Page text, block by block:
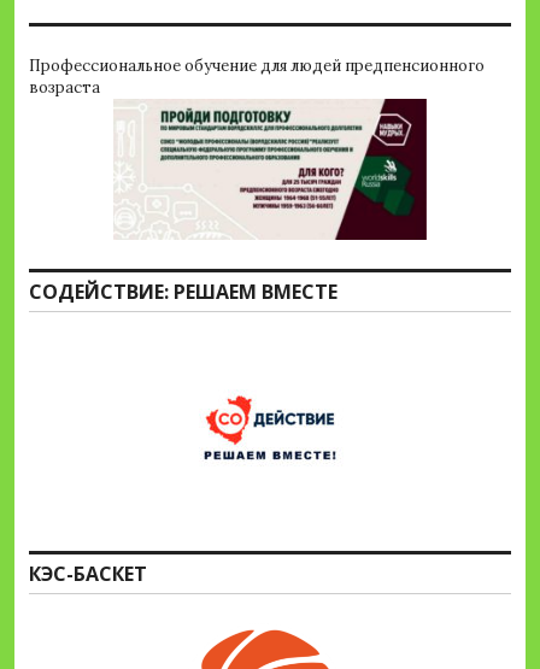
Профессиональное обучение для людей предпенсионного
возраста
СОДЕЙСТВИЕ: РЕШАЕМ ВМЕСТЕ
КЭС-БАСКЕТ